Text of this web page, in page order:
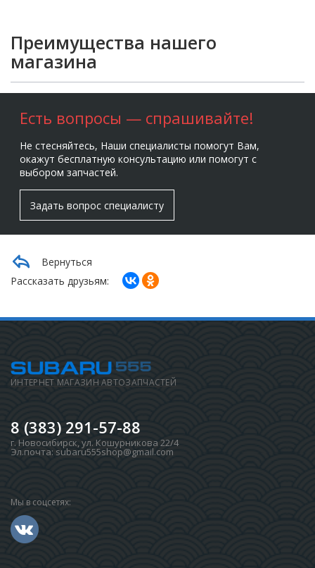
Преимущества нашего
магазина
Есть вопросы — спрашивайте!
Не стесняйтесь, Наши специалисты помогут Вам,
окажут бесплатную консультацию или помогут с
выбором запчастей.
Задать вопрос специалисту
Вернуться
Рассказать друзьям:
ИНТЕРНЕТ МАГАЗИН АВТОЗАПЧАСТЕЙ
8 (383) 291-57-88
г. Новосибирск,ул. Кошурникова 22/4
Эл.почта: subaru555shop@gmail.com
Мы в соцсетях: